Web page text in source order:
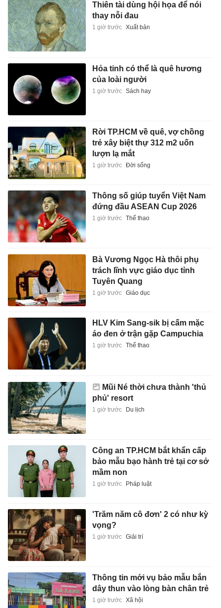
Thiên tài dùng hội họa để nói
thay nỗi đau
1 giờ trước Xuất bản
Hỏa tinh có thể là quê hương
của loài người
1 giờ trước Sách hay
Rời TP.HCM về quê, vợ chồng
trẻ xây biệt thự 312 m2 uốn
lượn lạ mắt
1 giờ trước Đời sống
Thông số giúp tuyển Việt Nam
đứng đầu ASEAN Cup 2026
1 giờ trước Thể thao
Bà Vương Ngọc Hà thôi phụ
trách lĩnh vực giáo dục tỉnh
Tuyên Quang
1 giờ trước Giáo dục
HLV Kim Sang-sik bị cấm mặc
áo đen ở trận gặp Campuchia
1 giờ trước Thể thao
Mũi Né thời chưa thành 'thủ
phủ' resort
1 giờ trước Du lịch
Công an TP.HCM bắt khẩn cấp
bảo mẫu bạo hành trẻ tại cơ sở
mầm non
1 giờ trước Pháp luật
'Trăm năm cô đơn' 2 có như kỳ
vọng?
1 giờ trước Giải trí
Thông tin mới vụ bảo mẫu bắn
dây thun vào lòng bàn chân trẻ
1 giờ trước Xã hội